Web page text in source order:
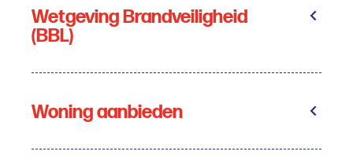
Wetgeving Brandveiligheid
(BBL)
Woning aanbieden